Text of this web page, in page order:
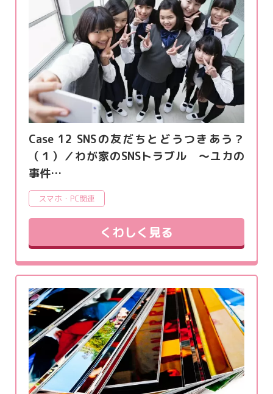
Case 12 SNSの友だちとどうつきあう？
（１）／わが家のSNSトラブル ～ユカの
事件…
スマホ・PC関連
くわしく見る